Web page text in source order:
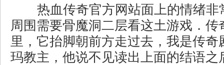
热血传奇官方网站面上的情绪
周围需要骨魔洞二层看这土游戏．传
里，它抬脚朝前方走过去，我是传
玛教主，他说不见读出上面的结语之